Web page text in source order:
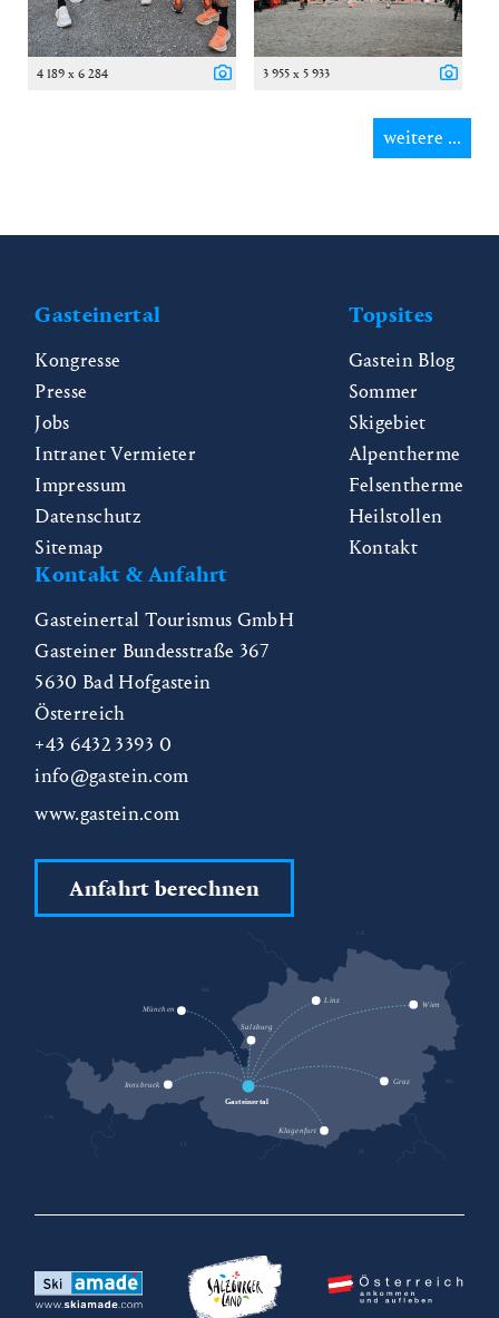
4 189 x 6 284 3 955 x 5 933
weitere ...
Gasteinertal
Kongresse
Presse
Jobs
Intranet Vermieter
Impressum
Datenschutz
Sitemap
Topsites
Gastein Blog
Sommer
Skigebiet
Alpentherme
Felsentherme
Heilstollen
Kontakt
Kontakt & Anfahrt
Gasteinertal Tourismus GmbH
Gasteiner Bundesstraße 367
5630 Bad Hofgastein
Österreich
+43 6432 3393 0
info@gastein.com
www.gastein.com
Anfahrt berechnen
München
Innsbruck
Klagenfurt
Graz
Wien
Linz
Gasteinertal
Salzburg
CZ